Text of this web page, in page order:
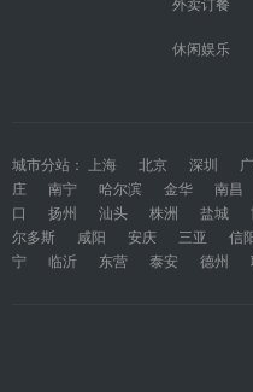
外卖订餐
休闲娱乐
城市分站： 上海 北京 深圳
庄
南宁 哈尔滨 金华 南昌
口
扬州 汕头 株洲 盐城
尔多斯
咸阳 安庆 三亚 信
宁
临沂 东营 泰安 德州